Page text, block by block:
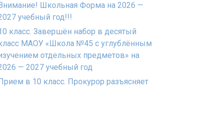
Школьная Форма на 2026 —
учебный год!!!
класс. Завершён набор в десятый
МАОУ «Школа №45 с углублённым
отдельных предметов» на
— 2027 учебный год
в 10 класс. Прокурор разъясняет